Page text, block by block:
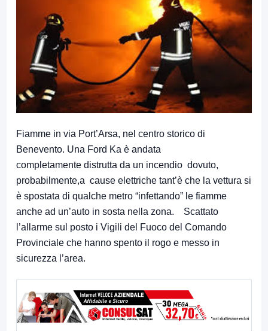
Fiamme in via Port’Arsa, nel centro storico di
Benevento. Una Ford Ka è andata
completamente distrutta da un incendio dovuto,
probabilmente,a cause elettriche tant’è che la vettura si
è spostata di qualche metro “infettando” le fiamme
anche ad un’auto in sosta nella zona. Scattato
l’allarme sul posto i Vigili del Fuoco del Comando
Provinciale che hanno spento il rogo e messo in
sicurezza l’area.